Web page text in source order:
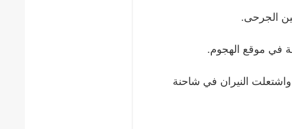
في موقع الهجوم.
النيران في شاحنة